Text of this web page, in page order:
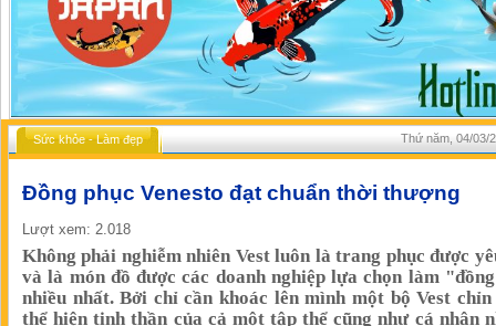
Sức khỏe - Làm đẹp Thứ năm, 04/03/
Đồng phục Venesto đạt chuẩn thời thượng
Lượt xem: 2.018
Không phải nghiễm nhiên Vest luôn là trang phục được
và là món đồ được các doanh nghiệp lựa chọn làm
nhiều nhất. Bởi chỉ cần khoác lên mình một bộ Vest chỉn
thể hiện tinh thần của cả một tập thể cũng như cá nhân